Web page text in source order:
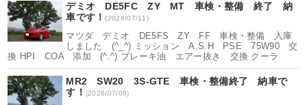
デミオ DE5FC ZY MT 車検・整備 終了 納
車です！(2026/07/11)
マツダ デミオ DE5FS ZY FF 車検・整備 入庫
しました (^_^) ミッション A.S.H PSE 75W90 交
換 HPI COA 添加 (^.^) ブレーキ油 エアー抜き 交換 クーラ
MR2 SW20 3S-GTE 車検・整備終了 納車で
す！ (2026/07/08)